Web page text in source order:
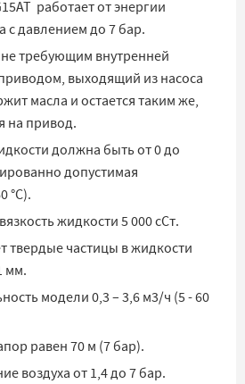
работает от энергии
с давлением до 7 бар.
требующим внутренней
выходящий из насоса
масла и остается таким же,
на привод.
должна быть от 0 до
допустимая
°C).
жидкости 5 000 сСт.
твердые частицы в жидкости
мм.
модели 0,3 – 3,6 м3/ч (5 - 60
равен 70 м (7 бар).
воздуха от 1,4 до 7 бар.